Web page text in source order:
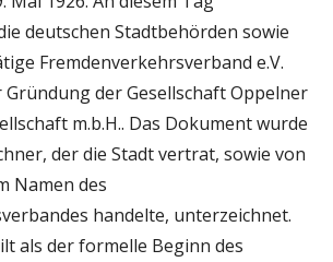
deutschen Stadtbehörden sowie
Fremdenverkehrsverband e.V.
der Gesellschaft Oppelner
m.b.H.. Das Dokument wurde
der die Stadt vertrat, sowie von
Namen des
handelte, unterzeichnet.
als der formelle Beginn des